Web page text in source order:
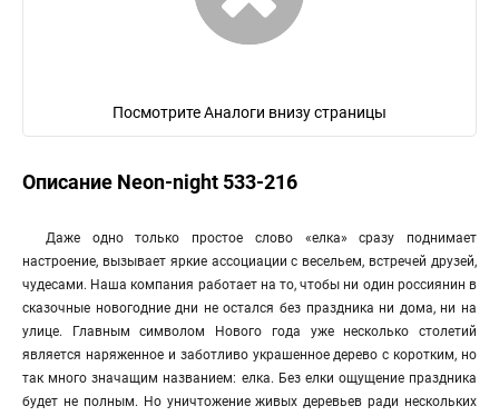
Посмотрите Аналоги внизу страницы
Описание Neon-night 533-216
Даже одно только простое слово «елка» сразу поднимает
настроение, вызывает яркие ассоциации с весельем, встречей друзей,
чудесами. Наша компания работает на то, чтобы ни один россиянин в
сказочные новогодние дни не остался без праздника ни дома, ни на
улице. Главным символом Нового года уже несколько столетий
является наряженное и заботливо украшенное дерево с коротким, но
так много значащим названием: елка. Без елки ощущение праздника
будет не полным. Но уничтожение живых деревьев ради нескольких